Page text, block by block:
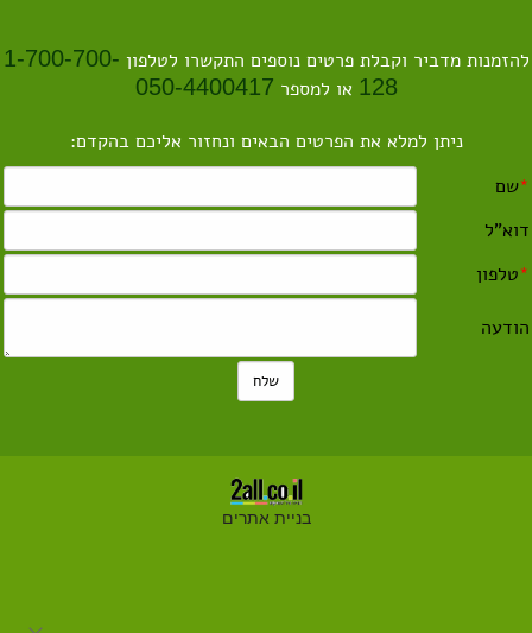
מדביר וקבלת פרטים נוספים התקשרו לטלפון1-700-700-
128או למספר050-4400417
ניתן למלא את הפרטים הבאים ונחזור אליכם בהקדם:
בניית אתרים